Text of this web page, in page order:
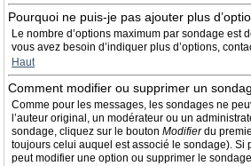
Pourquoi ne puis-je pas ajouter plus
Le nombre d’options maximum par sondage est
vous avez besoin d’indiquer plus d’options,
Haut
Comment modifier ou supprimer un
Comme pour les messages, les sondages ne
l’auteur original, un modérateur ou un
sondage, cliquez sur le bouton Modifierdu
toujours celui auquel est associé le sondage). Si
peut modifier une option ou supprimer le